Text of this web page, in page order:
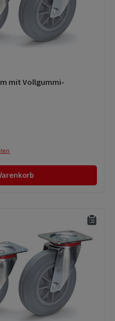
von 0 von 5 Sternen
mit Vollgummi-